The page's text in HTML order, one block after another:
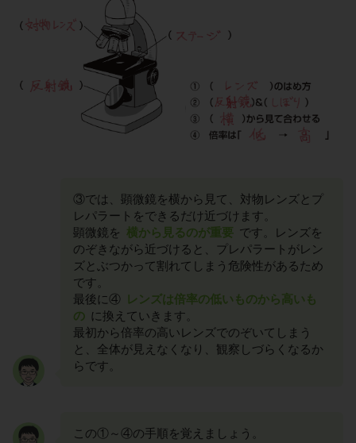
③では、顕微鏡を横から見て、対物レンズとプ
レパラートをできるだけ近づけます。
顕微鏡を 横から見るのが重要 です。レンズを
のぞきながら近づけると、プレパラートがレン
ズとぶつかって割れてしまう危険性があるため
です。
最後に④
レンズは倍率の低いものから高いも
の に換えていきます。
最初から倍率の高いレンズでのぞいてしまう
と、全体が見えなくなり、観察しづらくなるか
らです。
この①～④の手順を覚えましょう。